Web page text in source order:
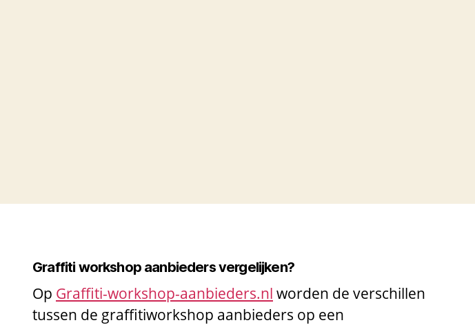
Graffiti workshop aanbieders vergelijken?
Op Graffiti-workshop-aanbieders.nl worden de verschillen
tussen de graffitiworkshop aanbieders op een